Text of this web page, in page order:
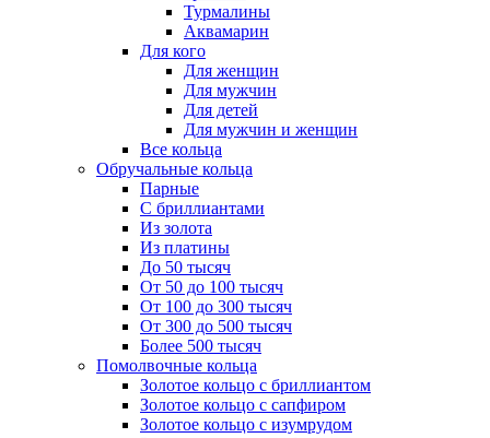
Турмалины
Аквамарин
Для кого
Для женщин
Для мужчин
Для детей
Для мужчин и женщин
Все кольца
Обручальные кольца
Парные
С бриллиантами
Из золота
Из платины
До 50 тысяч
От 50 до 100 тысяч
От 100 до 300 тысяч
От 300 до 500 тысяч
Более 500 тысяч
Помолвочные кольца
Золотое кольцо с бриллиантом
Золотое кольцо с сапфиром
Золотое кольцо с изумрудом